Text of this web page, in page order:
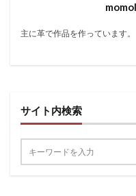
主に革で作品を作っています
サイト内検索